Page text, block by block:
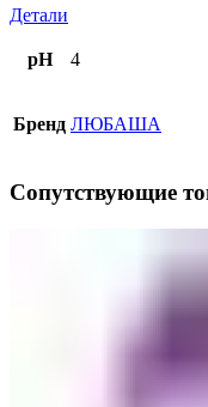
Детали
pH 4
Бренд ЛЮБАША
Сопутствующие